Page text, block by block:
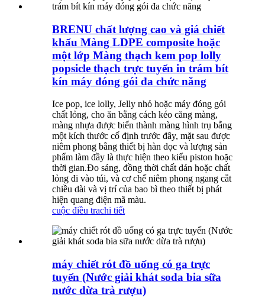
BRENU chất lượng cao và giá chiết
khấu Màng LDPE composite hoặc
một lớp Màng thạch kem pop lolly
popsicle thạch trực tuyến in trám bít
kín máy đóng gói đa chức năng
Ice pop, ice lolly, Jelly nhỏ hoặc máy đóng gói
chất lỏng, cho ăn bằng cách kéo căng màng,
màng nhựa được biến thành màng hình trụ bằng
một kích thước cố định trước đây, mặt sau được
niêm phong bằng thiết bị hàn dọc và lượng sản
phẩm làm đầy là thực hiện theo kiểu piston hoặc
thời gian.Đo sáng, đồng thời chất dán hoặc chất
lỏng đi vào túi, và cơ chế niêm phong ngang cắt
chiều dài và vị trí của bao bì theo thiết bị phát
hiện quang điện mã màu.
cuộc điều trachi tiết
máy chiết rót đồ uống có ga trực
tuyến (Nước giải khát soda bia sữa
nước dừa trà rượu)